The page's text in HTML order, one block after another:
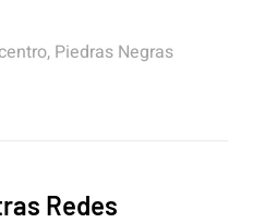
Piedras Negras
Redes